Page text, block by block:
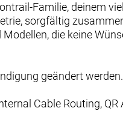
Familie, deinem
sorgfältig
die keine
geändert werden.
Cable Routing,